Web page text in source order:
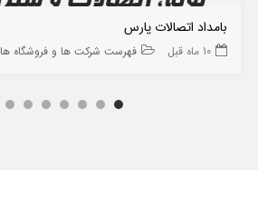
بامداد اتصالات پارس
10 ماه قبل فهرست شرکت ها و فروشگاه ها